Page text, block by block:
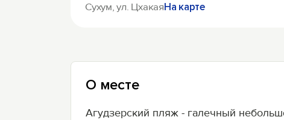
Сухум, ул. ЦхакаяНа карте
О месте
Агудзерский пляж - галечный